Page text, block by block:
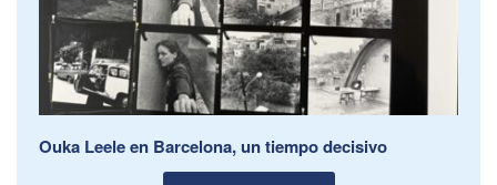
Ouka Leele en Barcelona, un tiempo decisivo